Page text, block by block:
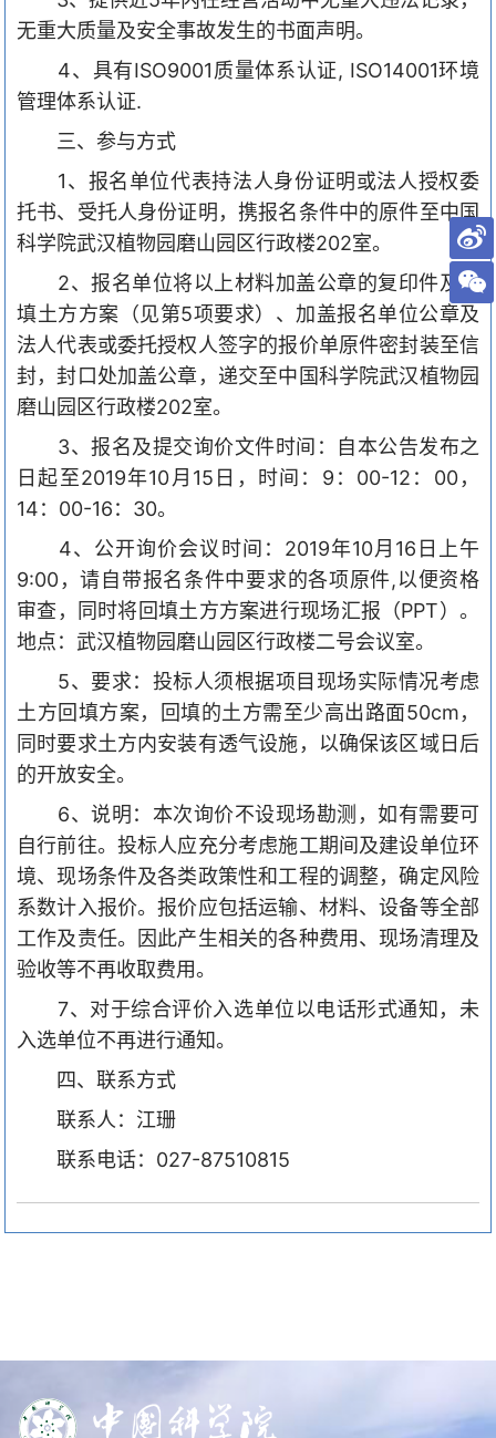
无重大质量及安全事故发生的书面声明。
4、具有ISO9001质量体系认证, ISO14001环境
管理体系认证.
三、参与方式
1、报名单位代表持法人身份证明或法人授权委
托书、受托人身份证明，携报名条件中的原件至中国
科学院武汉植物园磨山园 区行政楼202室。
2、报名单位将以上材料加盖公章的复印件及回
填土方方案（见第5项要求）、加盖报名单位公章及
法人代表或委托授权人签字的报价单原件密封装至信
封，封口处加盖公章，递交至中国科学院武汉植物园
磨山园区行政楼202室。
3、报名及提交询价文件时间：自本公告发布之
日起至2019年10月15日，时间：9：00-12：00，
14： 00-16：30。
4、公开询价会议时间：2019年10月16日上午
9:00，请自带报名条件中要求的各项原件,以便资格
审查，同时将回填土方方案进行现场汇报（PPT）。
地点：武汉植物园磨山园区行政楼二号会议室。
5、要求： 投标人须根据项目现场实际情况考虑
土方回填方案，回填的土方需至少高出路面50cm，
同时要求土方内安装有透气设施，以确保该区域日后
的开放安全。
6、说明：本次询价不设现场勘测，如有需要可
自行前往。投标人应充分考虑施工期间及建设单位环
境、现场条件及各类政策性和工程的调整，确定风险
系数计入报价。报价应包括运输、材料、设备等全部
工作及责任。因此产生相关的各种费用、现场清理及
验收等不再收取费用。
7、对于综合评价入选单位以电话形式通知，未
入选单位不再进行通知。
四、联系方式
联系人：江珊
联系电话： 027-87510815